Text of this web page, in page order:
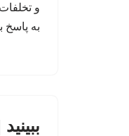
و
به